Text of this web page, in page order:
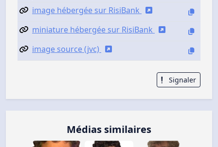
image hébergée sur RisiBank
miniature hébergée sur RisiBank
image source (jvc)
Signaler
Médias similaires